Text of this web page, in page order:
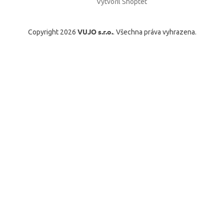
Copyright 2026 VUJO s.r.o.. Všechna práva vyhrazena.